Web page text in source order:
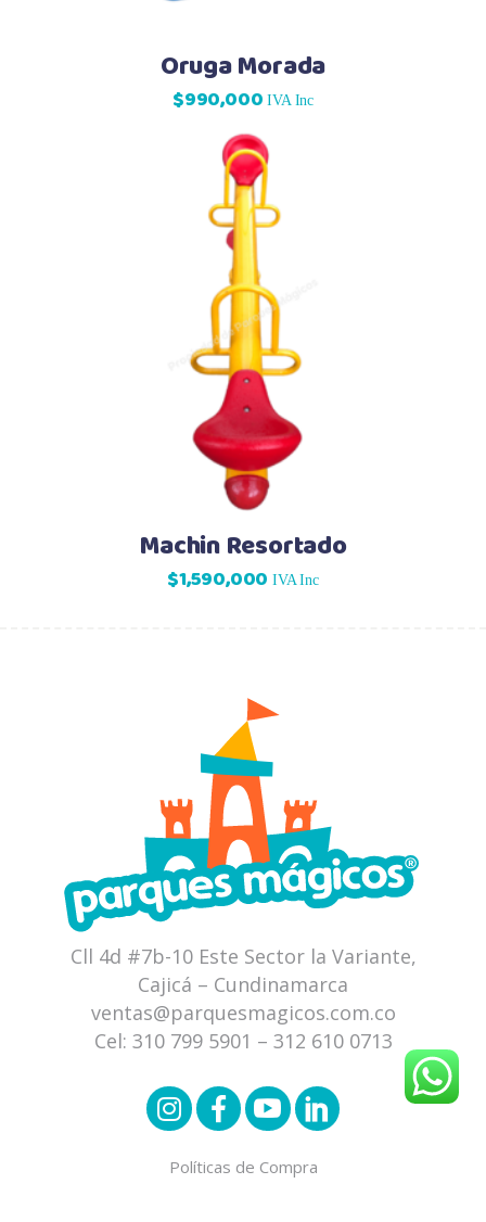
Oruga Morada
$990,000 IVA Inc
Machin Resortado
$1,590,000 IVA Inc
Cll 4d #7b-10 Este Sector la Variante,
Cajicá – Cundinamarca
ventas@parquesmagicos.com.co
Cel: 310 799 5901 – 312 610 0713
Políticas de Compra